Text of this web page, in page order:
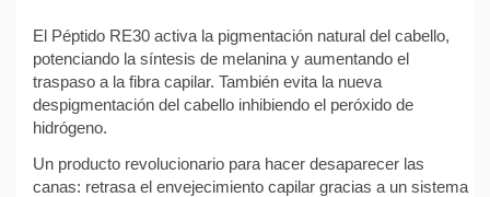
El Péptido RE30 activa la pigmentación natural del cabello,
potenciando la síntesis de melanina y aumentando el
traspaso a la fibra capilar. También evita la nueva
despigmentación del cabello inhibiendo el peróxido de
hidrógeno.
Un producto revolucionario para hacer desaparecer las
canas: retrasa el envejecimiento capilar gracias a un sistema